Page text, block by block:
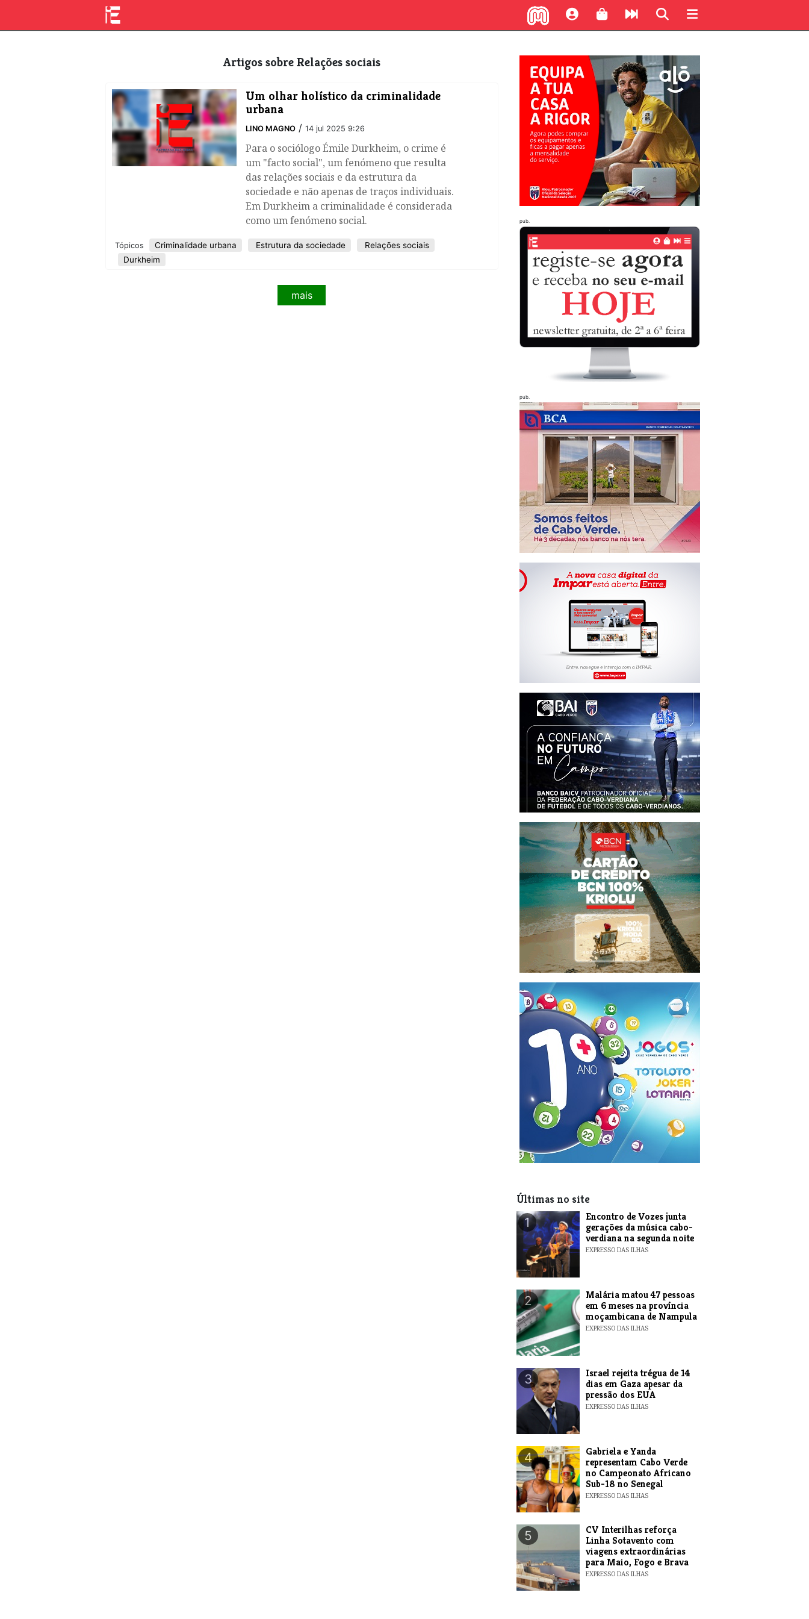
Artigos sobre Relações sociais
Um olhar holístico da criminalidade
urbana
LINO MAGNO / 14 jul 2025 9:26
​Para o sociólogo Émile Durkheim, o crime é
um "facto social", um fenómeno que resulta
das relações sociais e da estrutura da
sociedade e não apenas de traços individuais.
Em Durkheim a criminalidade é considerada
como um fenómeno social.
Tópicos Criminalidade urbana Estrutura da sociedade
Relações sociais
Durkheim
mais
pub.
pub.
Últimas no site
1
Encontro de Vozes junta
gerações da música cabo-
verdiana na segunda noite
EXPRESSO DAS ILHAS
2
​Malária matou 47 pessoas
em 6 meses na província
moçambicana de Nampula
EXPRESSO DAS ILHAS
3
​Israel rejeita trégua de 14
dias em Gaza apesar da
pressão dos EUA
EXPRESSO DAS ILHAS
4
Gabriela e Yanda
representam Cabo Verde
no Campeonato Africano
Sub-18 no Senegal
EXPRESSO DAS ILHAS
5
​CV Interilhas reforça
Linha Sotavento com
viagens extraordinárias
para Maio, Fogo e Brava
EXPRESSO DAS ILHAS